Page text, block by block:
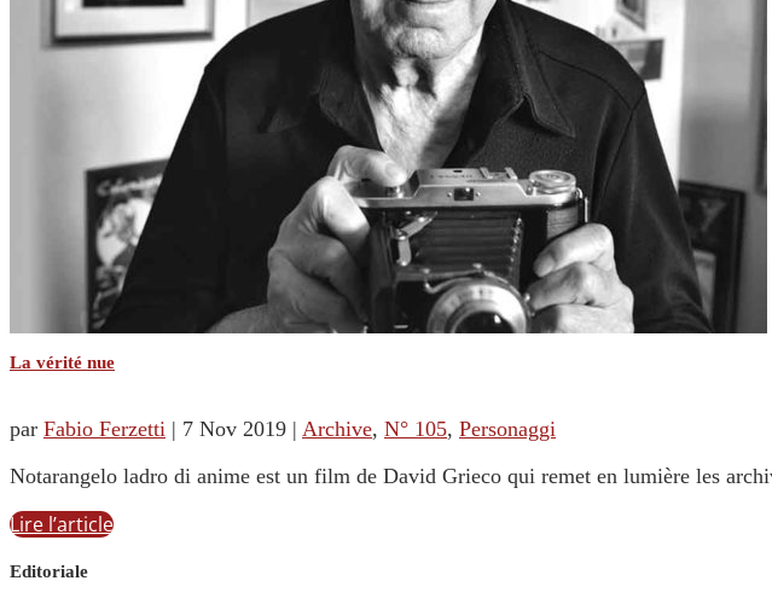
La vérité nue
par Fabio Ferzetti | 7 Nov 2019 | Archive, N° 105, Personaggi
Notarangelo ladro di anime est un film de David Grieco qui remet en lumière les
Lire l’article
Editoriale